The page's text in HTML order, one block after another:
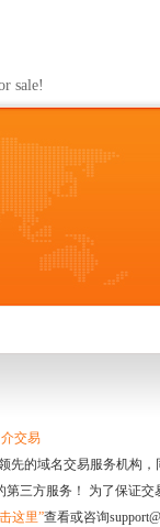
sale!
交易
先的域名交易服务机构
第三方服务！ 为了保证
这里”查看或咨询